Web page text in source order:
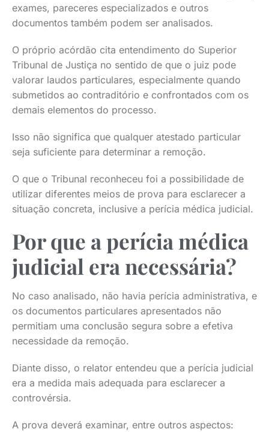
exames, pareceres especializados e outros
documentos também podem ser analisados.
O próprio acórdão cita entendimento do Superior
Tribunal de Justiça no sentido de que o juiz pode
valorar laudos particulares, especialmente quando
submetidos ao contraditório e confrontados com os
demais elementos do processo.
Isso não significa que qualquer atestado particular
seja suficiente para determinar a remoção.
O que o Tribunal reconheceu foi a possibilidade de
utilizar diferentes meios de prova para esclarecer a
situação concreta, inclusive a perícia médica judicial.
Por que a perícia médica
judicial era necessária?
No caso analisado, não havia perícia administrativa, e
os documentos particulares apresentados não
permitiam uma conclusão segura sobre a efetiva
necessidade da remoção.
Diante disso, o relator entendeu que a perícia judicial
era a medida mais adequada para esclarecer a
controvérsia.
A prova deverá examinar, entre outros aspectos: